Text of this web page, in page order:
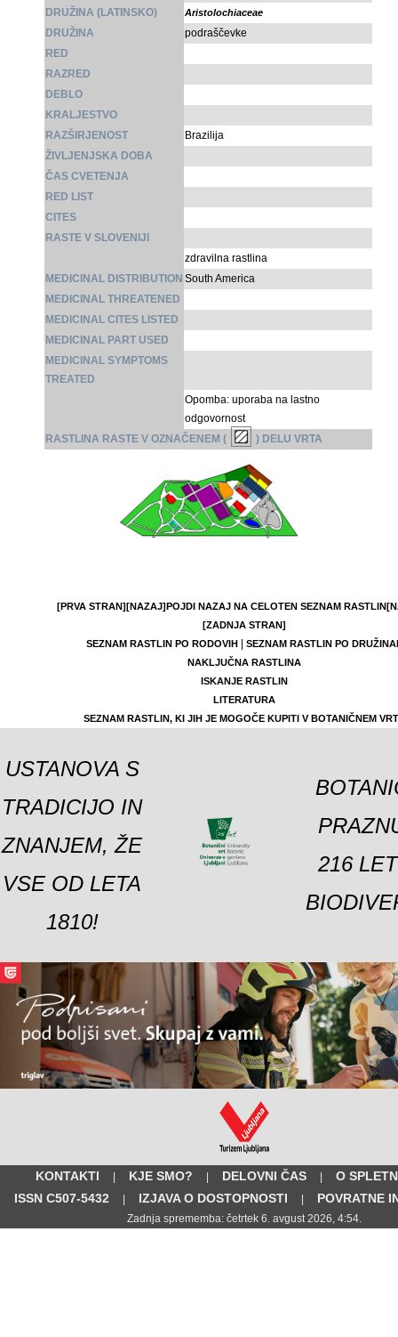
DRUŽINA (LATINSKO) Aristolochiaceae
DRUŽINA
podraščevke
RED
RAZRED
DEBLO
KRALJESTVO
RAZŠIRJENOST
Brazilija
ŽIVLJENJSKA DOBA
ČAS CVETENJA
RED LIST
CITES
RASTE V SLOVENIJI
zdravilna rastlina
MEDICINAL DISTRIBUTION South America
MEDICINAL THREATENED
MEDICINAL CITES LISTED
MEDICINAL PART USED
MEDICINAL SYMPTOMS
TREATED
Opomba: uporaba na lastno
odgovornost
RASTLINA RASTE V OZNAČENEM (
) DELU VRTA
[PRVA STRAN][NAZAJ]POJDI NAZAJ NA CELOTEN SEZNAM RASTLIN
[ZADNJA STRAN]
SEZNAM RASTLIN PO RODOVIH|
SEZNAM RASTLIN PO
NAKLJUČNA RASTLINA
ISKANJE RASTLIN
LITERATURA
SEZNAM RASTLIN, KI JIH JE MOGOČE KUPITI V BOTANIČNEM
USTANOVA S
TRADICIJO IN
ZNANJEM, ŽE
VSE OD LETA
1810!
216
KONTAKTI | KJE SMO? | DELOVNI ČAS |
O
ISSN C507-5432
| IZJAVA O DOSTOPNOSTI | POVRATNE
Zadnja sprememba: četrtek 6. avgust 2026, 4:54.